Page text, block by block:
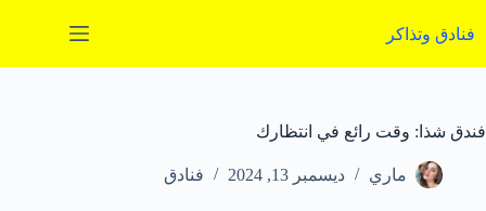
إلى
المحتوى
فنادق وتذاكر
فندق شذا: وقت رائع في انتظارك
ماري ديسمبر 13, 2024 فنادق